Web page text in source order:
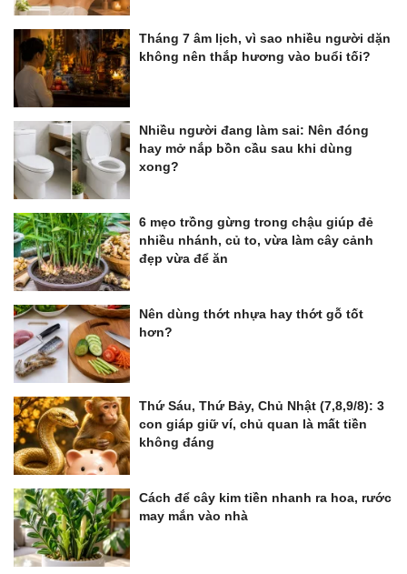
Tháng 7 âm lịch, vì sao nhiều người dặn
không nên thắp hương vào buổi tối?
Nhiều người đang làm sai: Nên đóng
hay mở nắp bồn cầu sau khi dùng
xong?
6 mẹo trồng gừng trong chậu giúp đẻ
nhiều nhánh, củ to, vừa làm cây cảnh
đẹp vừa để ăn
Nên dùng thớt nhựa hay thớt gỗ tốt
hơn?
Thứ Sáu, Thứ Bảy, Chủ Nhật (7,8,9/8): 3
con giáp giữ ví, chủ quan là mất tiền
không đáng
Cách để cây kim tiền nhanh ra hoa, rước
may mắn vào nhà